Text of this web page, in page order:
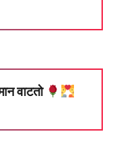
वाटतो